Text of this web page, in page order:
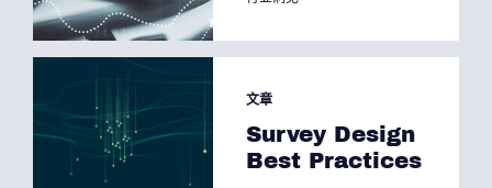
文章
Survey Design
Best Practices